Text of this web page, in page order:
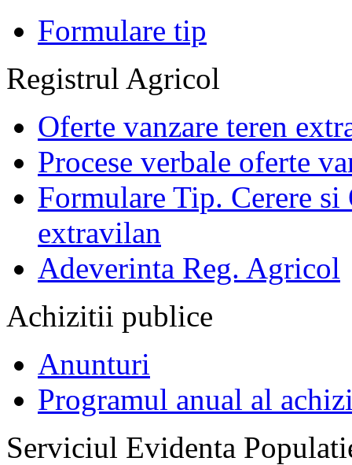
Formulare tip
Registrul Agricol
Oferte vanzare teren
Procese verbale oferte
Formulare Tip. Cerere si
extravilan
Adeverinta Reg. Agricol
Achizitii publice
Anunturi
Programul anual al
Serviciul Evidenta